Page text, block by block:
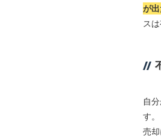
が
スは
自
す。
売